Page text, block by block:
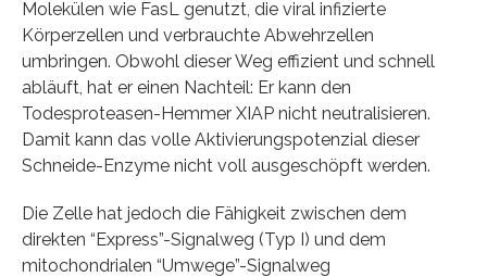
Molekülen wie FasL genutzt, die viral infizierte
Körperzellen und verbrauchte Abwehrzellen
umbringen. Obwohl dieser Weg effizient und schnell
abläuft, hat er einen Nachteil: Er kann den
Todesproteasen-Hemmer XIAP nicht neutralisieren.
Damit kann das volle Aktivierungspotenzial dieser
Schneide-Enzyme nicht voll ausgeschöpft werden.
Die Zelle hat jedoch die Fähigkeit zwischen dem
direkten “Express”-Signalweg (Typ I) und dem
mitochondrialen “Umwege”-Signalweg